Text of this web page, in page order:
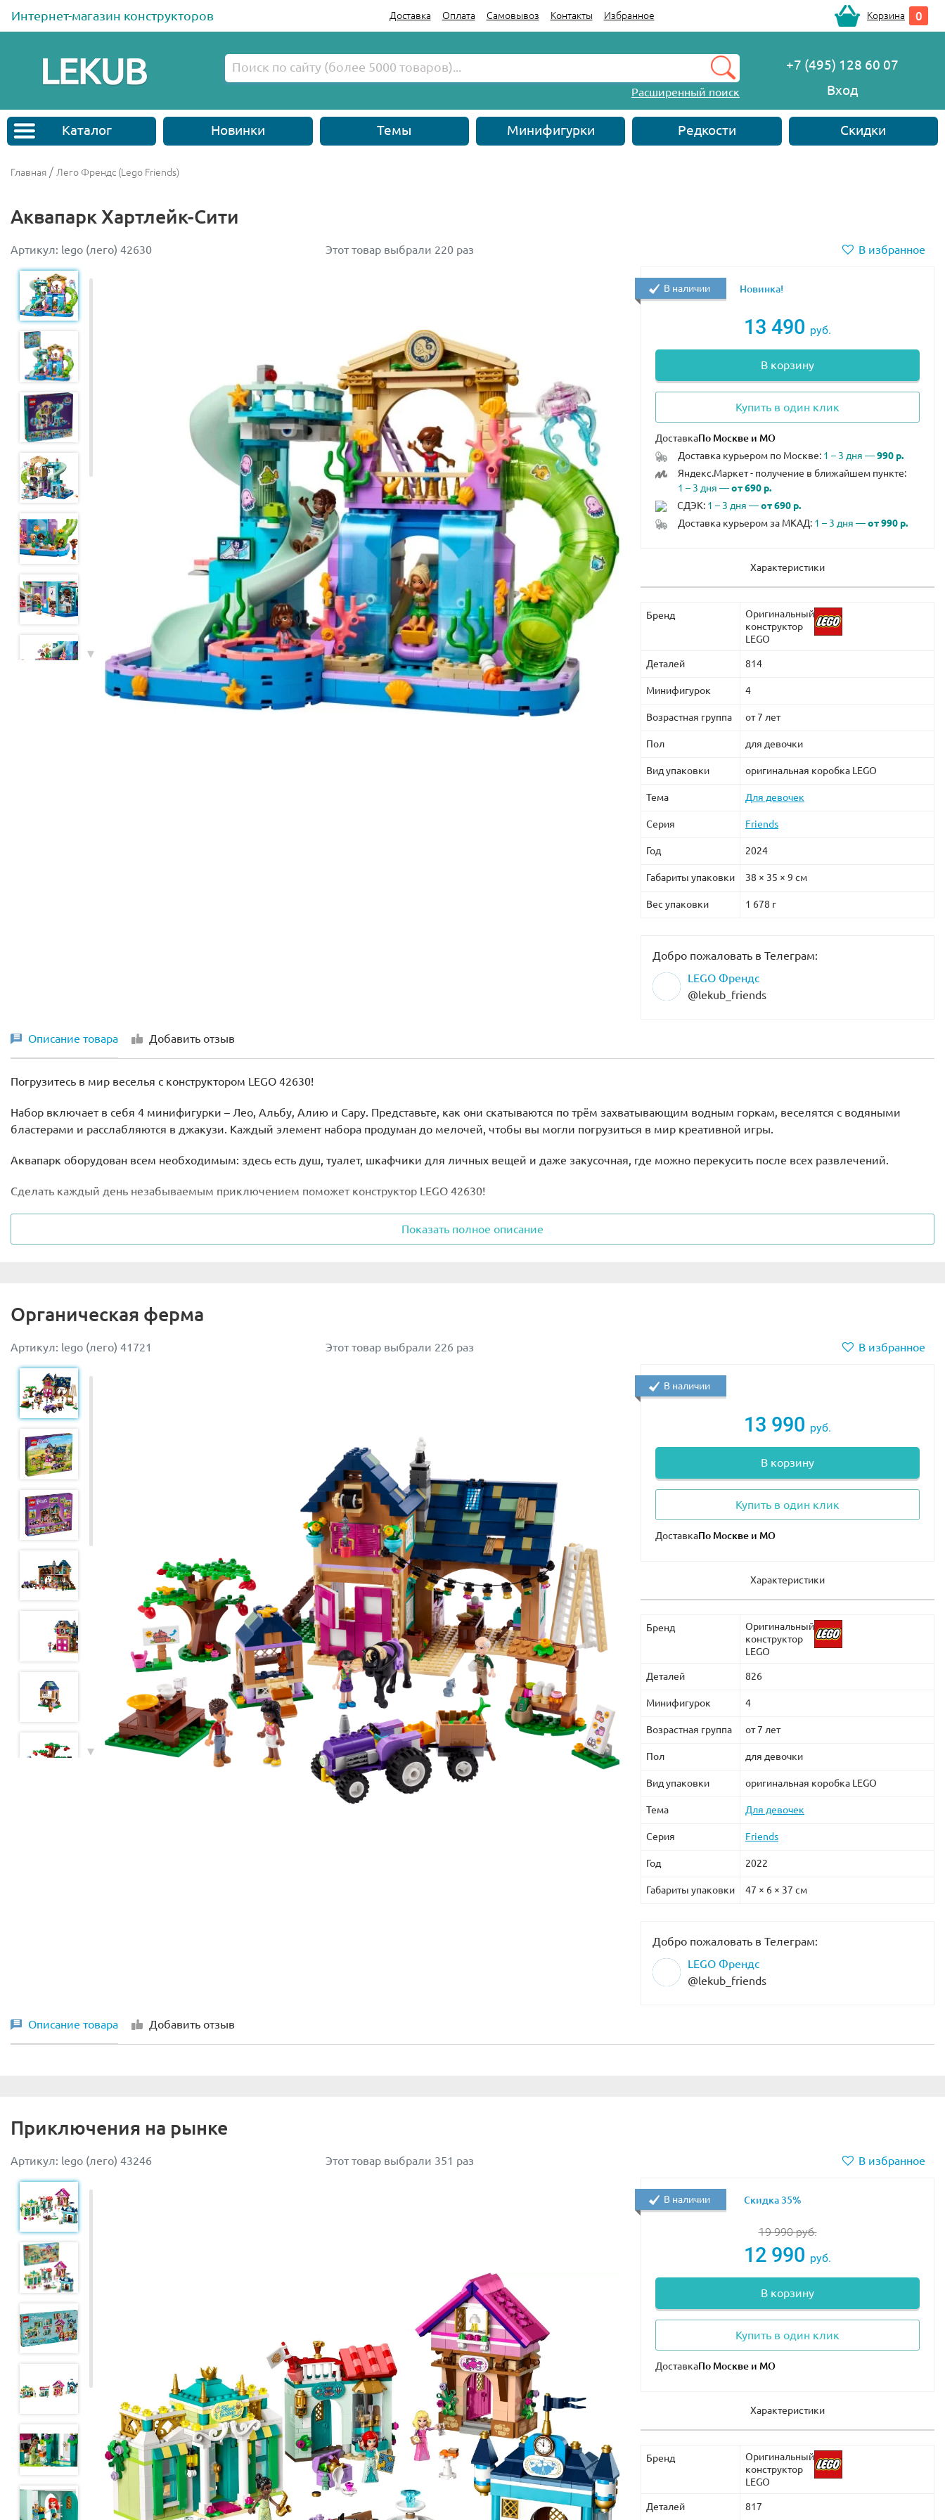
Интернет-магазин конструкторов Доставка Оплата Самовывоз Контакты Избранное Корзина 0
Расширенный поиск
+7 (495) 128 60 07
Вход
Каталог Новинки Темы Минифигурки Редкости Скидки
Главная / Лего Френдс (Lego Friends)
Аквапарк Хартлейк-Сити
Артикул: lego (лего) 42630 Этот товар выбрали 220 раз В избранное
13 490 руб.
В корзину
Купить в один клик
Доставка
Доставка курьером по Москве: 1 – 3 дня —990 р.
Яндекс.Маркет - получение в ближайшем пункте:
1 – 3 дня —от 690 р.
СДЭК: 1 – 3 дня —от 690 р.
Доставка курьером за МКАД: 1 – 3 дня —от 990 р.
В наличии Новинка!
Характеристики
Бренд
Оригинальный
конструктор
LEGO
Деталей 814
Минифигурок 4
Возрастная группа от 7 лет
Пол для девочки
Вид упаковки оригинальная коробка LEGO
Тема Для девочек
Серия Friends
Год 2024
Габариты упаковки 38 × 35 × 9 см
Вес упаковки 1 678 г
Добро пожаловать в Телеграм:
LEGO Френдс
@lekub_friends
Описание товара Добавить отзыв
Погрузитесь в мир веселья с конструктором LEGO 42630!
Набор включает в себя 4 минифигурки – Лео, Альбу, Алию и Сару. Представьте, как они скатываются по трём захватывающим водным горкам, веселятся с водяными
бластерами и расслабляются в джакузи. Каждый элемент набора продуман до мелочей, чтобы вы могли погрузиться в мир креативной игры.
Аквапарк оборудован всем необходимым: здесь есть душ, туалет, шкафчики для личных вещей и даже закусочная, где можно перекусить после всех развлечений.
Сделать каждый день незабываемым приключением поможет конструктор LEGO 42630!
Показать полное описание
Органическая ферма
Артикул: lego (лего) 41721 Этот товар выбрали 226 раз В избранное
13 990 руб.
В корзину
Купить в один клик
Доставка
В наличии
Характеристики
Бренд
Оригинальный
конструктор
LEGO
Деталей 826
Минифигурок 4
Возрастная группа от 7 лет
Пол для девочки
Вид упаковки оригинальная коробка LEGO
Тема Для девочек
Серия Friends
Год 2022
Габариты упаковки 47 × 6 × 37 см
Добро пожаловать в Телеграм:
LEGO Френдс
@lekub_friends
Описание товара Добавить отзыв
Приключения на рынке
Артикул: lego (лего) 43246 Этот товар выбрали 351 раз В избранное
19 990руб.
12 990 руб.
В корзину
Купить в один клик
Доставка
В наличии Скидка 35%
Характеристики
Бренд
Оригинальный
конструктор
LEGO
Деталей 817